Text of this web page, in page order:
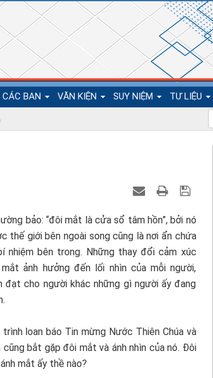
CÁC BAN VĂN KIỆN SUY NIỆM TƯ LIỆU
bảo: “đôi mắt là cửa sổ tâm hồn”, bởi nó
thế giới bên ngoài song cũng là nơi ẩn chứa
nhiệm bên trong. Những thay đổi cảm xúc
ảnh hưởng đến lối nhìn của mỗi người,
đạt cho người khác những gì người ấy đang
loan báo Tin mừng Nước Thiên Chúa và
bắt gặp đôi mắt và ánh nhìn của nó. Đôi
mắt ấy thề nào?